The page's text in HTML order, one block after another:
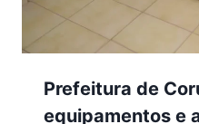
Prefeitura de
equipamentos e